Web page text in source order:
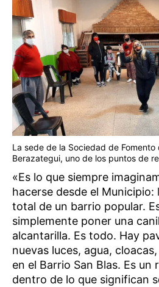
La sede de la Sociedad de Fomento
Berazategui, uno de los puntos de
«Es lo que siempre
hacerse desde el Municipio:
total de un barrio popular.
simplemente poner una
alcantarilla. Es todo. Hay
nuevas luces, agua,
en el Barrio San Blas. Es un
dentro de lo que significan